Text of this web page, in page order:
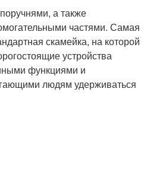
а также
частями. Самая
скамейка, на которой
устройства
функциями и
людям удерживаться